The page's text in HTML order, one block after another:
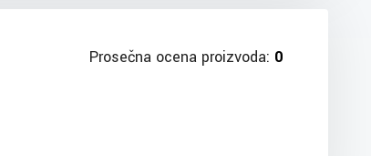
Prosečna ocena proizvoda: 0